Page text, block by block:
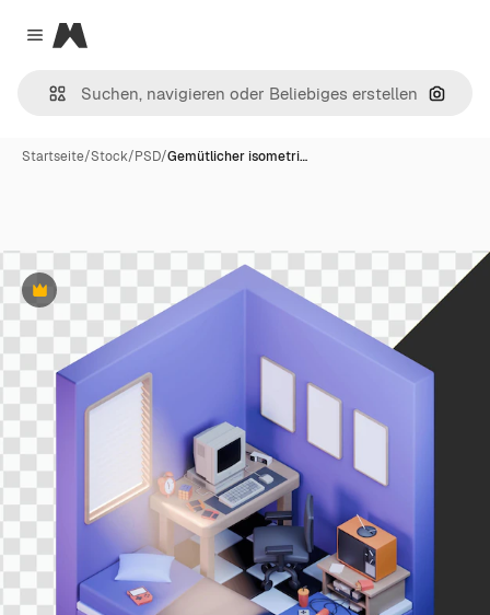
Close menu
Magnific
Nach
Startseite/Stock/PSD/Gemütlicher isometri…
Premium